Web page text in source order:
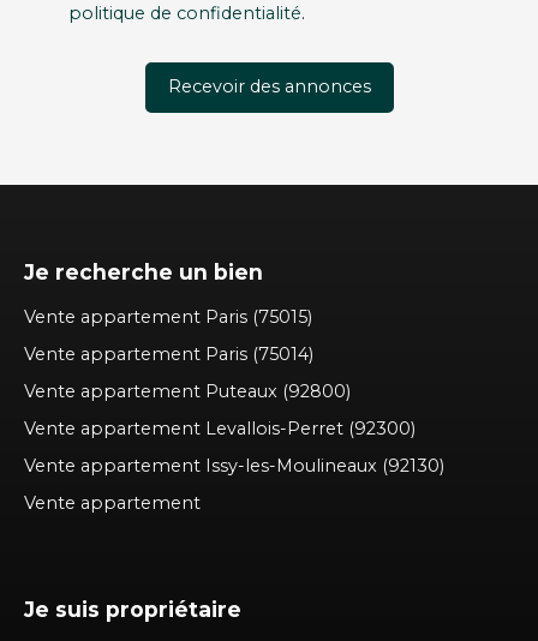
politique de confidentialité.
Recevoir des annonces
Je recherche un bien
Vente appartement Paris (75015)
Vente appartement Paris (75014)
Vente appartement Puteaux (92800)
Vente appartement Levallois-Perret (92300)
Vente appartement Issy-les-Moulineaux (92130)
Vente appartement
Je suis propriétaire